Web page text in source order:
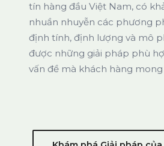
nhuần nhuyễn các phương
định tính, định lượng và mô
được những giải pháp phù
vấn đề mà khách hàng mong
Khám phá Giải pháp